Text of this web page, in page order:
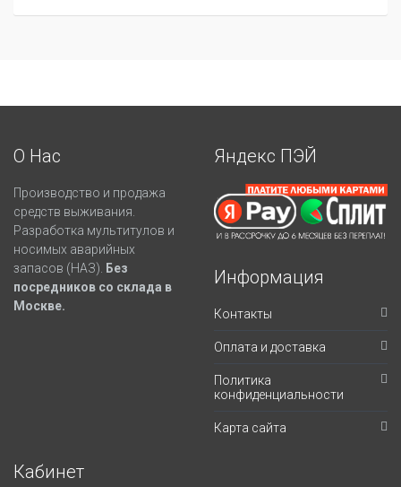
О Нас
Производство и продажа
средств выживания.
Разработка мультитулов и
носимых аварийных
запасов (НАЗ).
Без
посредников со склада в
Москве.
Яндекс ПЭЙ
Информация
Контакты
Оплата и доставка
Политика
конфиденциальности
Карта сайта
Кабинет